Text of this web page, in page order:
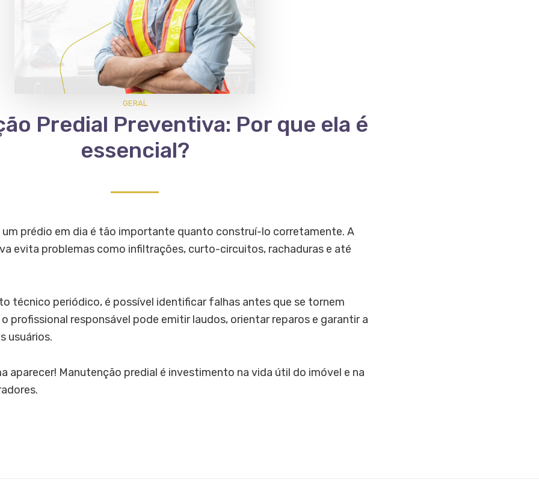
GERAL
Predial Preventiva: Por que ela é
essencial?
um prédio em dia é tão importante quanto construí-lo corretamente. A
evita problemas como infiltrações, curto-circuitos, rachaduras e até
técnico periódico, é possível identificar falhas antes que se tornem
profissional responsável pode emitir laudos, orientar reparos e garantir a
usuários.
aparecer! Manutenção predial é investimento na vida útil do imóvel e na